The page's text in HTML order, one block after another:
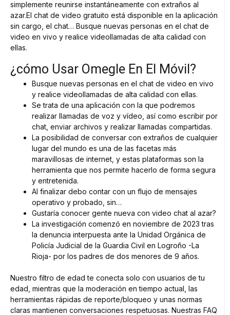
simplemente reunirse instantáneamente con extraños al
azar.El chat de video gratuito está disponible en la aplicación
sin cargo, el chat… Busque nuevas personas en el chat de
video en vivo y realice videollamadas de alta calidad con
ellas.
¿cómo Usar Omegle En El Móvil?
Busque nuevas personas en el chat de video en vivo
y realice videollamadas de alta calidad con ellas.
Se trata de una aplicación con la que podremos
realizar llamadas de voz y vídeo, así como escribir por
chat, enviar archivos y realizar llamadas compartidas.
La posibilidad de conversar con extraños de cualquier
lugar del mundo es una de las facetas más
maravillosas de internet, y estas plataformas son la
herramienta que nos permite hacerlo de forma segura
y entretenida.
Al finalizar debo contar con un flujo de mensajes
operativo y probado, sin…
Gustaría conocer gente nueva con video chat al azar?
La investigación comenzó en noviembre de 2023 tras
la denuncia interpuesta ante la Unidad Orgánica de
Policía Judicial de la Guardia Civil en Logroño -La
Rioja- por los padres de dos menores de 9 años.
Nuestro filtro de edad te conecta solo con usuarios de tu
edad, mientras que la moderación en tiempo actual, las
herramientas rápidas de reporte/bloqueo y unas normas
claras mantienen conversaciones respetuosas. Nuestras FAQ